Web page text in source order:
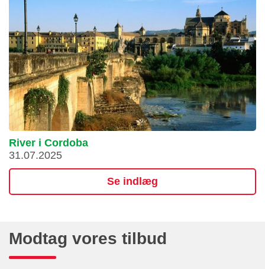
River i Cordoba
31.07.2025
Se indlæg
Modtag vores tilbud